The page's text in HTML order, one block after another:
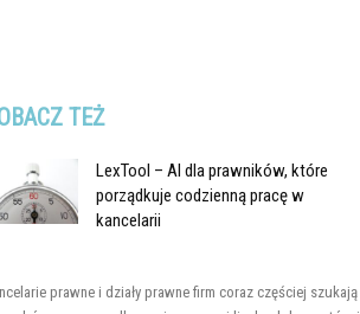
TEŻ
LexTool – AI dla prawników, które
porządkuje codzienną pracę w
kancelarii
prawne i działy prawne firm coraz częściej szukają